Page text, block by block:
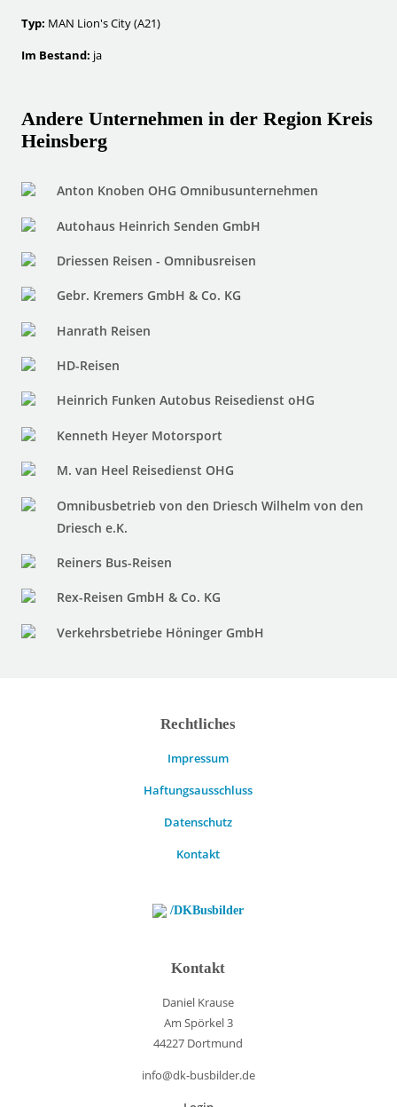
Typ: MAN Lion's City (A21)
Im Bestand: ja
Andere Unternehmen in der Region Kreis
Heinsberg
Anton Knoben OHG Omnibusunternehmen
Autohaus Heinrich Senden GmbH
Driessen Reisen - Omnibusreisen
Gebr. Kremers GmbH & Co. KG
Hanrath Reisen
HD-Reisen
Heinrich Funken Autobus Reisedienst oHG
Kenneth Heyer Motorsport
M. van Heel Reisedienst OHG
Omnibusbetrieb von den Driesch Wilhelm von den
Driesch e.K.
Reiners Bus-Reisen
Rex-Reisen GmbH & Co. KG
Verkehrsbetriebe Höninger GmbH
Rechtliches
Impressum
Haftungsausschluss
Datenschutz
Kontakt
/DKBusbilder
Kontakt
Daniel Krause
Am Spörkel 3
44227 Dortmund
info@dk-busbilder.de